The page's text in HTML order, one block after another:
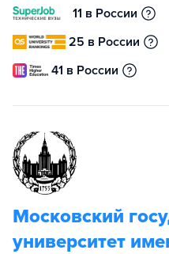
11 в России
25 в России
41 в России
Московский
университет